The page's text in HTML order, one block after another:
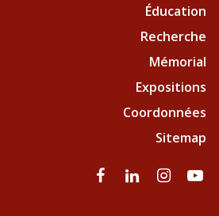
Éducation
Recherche
Mémorial
Expositions
Coordonnées
Sitemap